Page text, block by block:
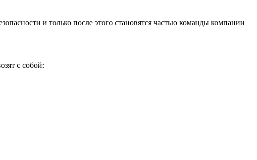
и только после этого становятся частью команды компании
с собой: